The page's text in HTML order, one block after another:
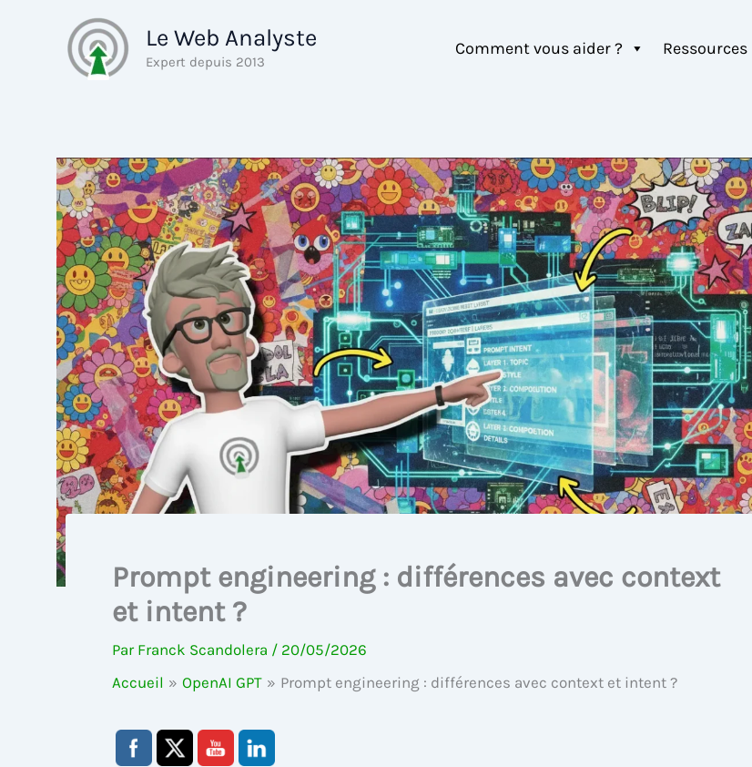
Le Web Analyste
Expert depuis 2013
Comment vous aider ? Ressources
Prompt engineering : différences avec context
et intent ?
Par Franck Scandolera / 20/05/2026
Accueil
OpenAI GPT Prompt engineering : différences avec context et intent ?